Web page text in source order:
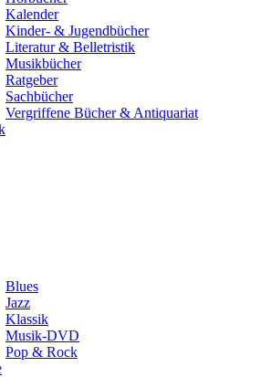
Kalender
Kinder- & Jugendbücher
Literatur & Belletristik
Musikbücher
Ratgeber
Sachbücher
Vergriffene Bücher & Antiquariat
Blues
Jazz
Klassik
Musik-DVD
Pop & Rock